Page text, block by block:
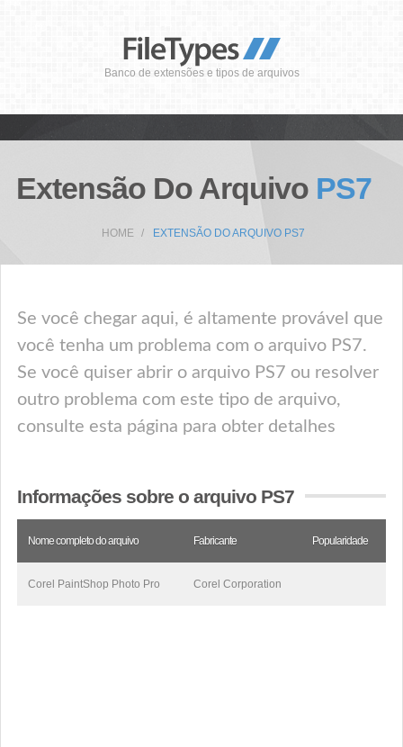
Banco de extensões e tipos de arquivos
Extensão Do Arquivo PS7
HOME EXTENSÃO DO ARQUIVO PS7
Se você chegar aqui, é altamente provável que
você tenha um problema com o arquivo PS7.
Se você quiser abrir o arquivo PS7 ou resolver
outro problema com este tipo de arquivo,
consulte esta página para obter detalhes
Informações sobre o arquivo PS7
Nome completo do arquivo Fabricante Popularidade
Corel PaintShop Photo Pro Corel Corporation